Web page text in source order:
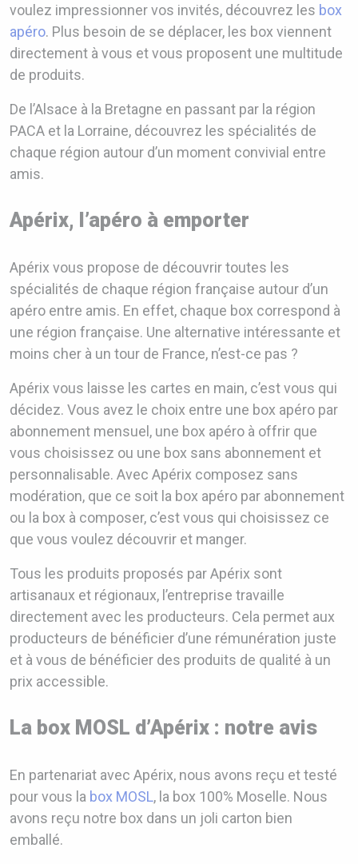
voulez impressionner vos invités, découvrez les box
apéro. Plus besoin de se déplacer, les box viennent
directement à vous et vous proposent une multitude
de produits.
De l’Alsace à la Bretagne en passant par la région
PACA et la Lorraine, découvrez les spécialités de
chaque région autour d’un moment convivial entre
amis.
Apérix, l’apéro à emporter
Apérix vous propose de découvrir toutes les
spécialités de chaque région française autour d’un
apéro entre amis. En effet, chaque box correspond à
une région française. Une alternative intéressante et
moins cher à un tour de France, n’est-ce pas ?
Apérix vous laisse les cartes en main, c’est vous qui
décidez. Vous avez le choix entre une box apéro par
abonnement mensuel, une box apéro à offrir que
vous choisissez ou une box sans abonnement et
personnalisable. Avec Apérix composez sans
modération, que ce soit la box apéro par abonnement
ou la box à composer, c’est vous qui choisissez ce
que vous voulez découvrir et manger.
Tous les produits proposés par Apérix sont
artisanaux et régionaux, l’entreprise travaille
directement avec les producteurs. Cela permet aux
producteurs de bénéficier d’une rémunération juste
et à vous de bénéficier des produits de qualité à un
prix accessible.
La box MOSL d’Apérix : notre avis
En partenariat avec Apérix, nous avons reçu et testé
pour vous la box MOSL, la box 100% Moselle. Nous
avons reçu notre box dans un joli carton bien
emballé.